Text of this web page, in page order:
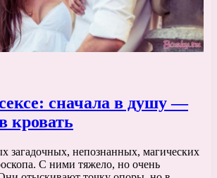
сначала в душу —
кровать
загадочных, непознанных, магических
С ними тяжело, но очень